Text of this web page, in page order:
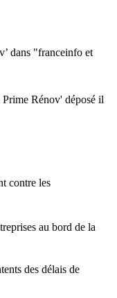
dans "franceinfo et
Rénov' déposé il
contre les
au bord de la
des délais de